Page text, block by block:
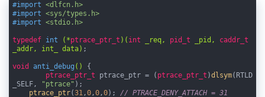
#import <dlfcn.h>
#import <sys/types.h>
#import <stdio.h>
typedef int (*ptrace_ptr_t ) ( int _req, pid_t _pid, caddr_t
_addr, int_ data) ;
void anti_debug ()
{
ptrace_ptr_t ptrace_ptr = ( ptrace_ptr_t )dlsym(RTLD
_SELF,
"ptrace" );
ptrace_ptr(31,0,0,0); // PTRACE_DENY_ATTACH = 31